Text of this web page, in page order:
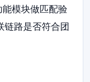
模块做匹配验
链路是否符合团